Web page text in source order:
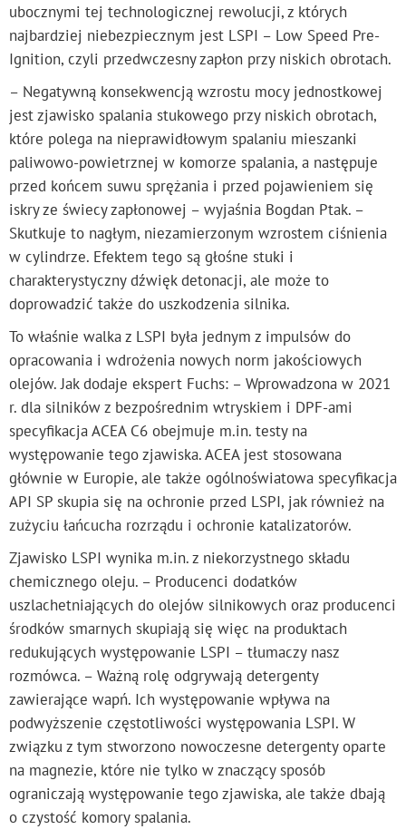
ubocznymi tej technologicznej rewolucji, z których
najbardziej niebezpiecznym jest LSPI – Low Speed Pre-
Ignition, czyli przedwczesny zapłon przy niskich obrotach.
– Negatywną konsekwencją wzrostu mocy jednostkowej
jest zjawisko spalania stukowego przy niskich obrotach,
które polega na nieprawidłowym spalaniu mieszanki
paliwowo-powietrznej w komorze spalania, a następuje
przed końcem suwu sprężania i przed pojawieniem się
iskry ze świecy zapłonowej – wyjaśnia Bogdan Ptak. –
Skutkuje to nagłym, niezamierzonym wzrostem ciśnienia
w cylindrze. Efektem tego są głośne stuki i
charakterystyczny dźwięk detonacji, ale może to
doprowadzić także do uszkodzenia silnika.
To właśnie walka z LSPI była jednym z impulsów do
opracowania i wdrożenia nowych norm jakościowych
olejów. Jak dodaje ekspert Fuchs: – Wprowadzona w 2021
r. dla silników z bezpośrednim wtryskiem i DPF-ami
specyfikacja ACEA C6 obejmuje m.in. testy na
występowanie tego zjawiska. ACEA jest stosowana
głównie w Europie, ale także ogólnoświatowa specyfikacja
API SP skupia się na ochronie przed LSPI, jak również na
zużyciu łańcucha rozrządu i ochronie katalizatorów.
Zjawisko LSPI wynika m.in. z niekorzystnego składu
chemicznego oleju. – Producenci dodatków
uszlachetniających do olejów silnikowych oraz producenci
środków smarnych skupiają się więc na produktach
redukujących występowanie LSPI – tłumaczy nasz
rozmówca. – Ważną rolę odgrywają detergenty
zawierające wapń. Ich występowanie wpływa na
podwyższenie częstotliwości występowania LSPI. W
związku z tym stworzono nowoczesne detergenty oparte
na magnezie, które nie tylko w znaczący sposób
ograniczają występowanie tego zjawiska, ale także dbają
o czystość komory spalania.